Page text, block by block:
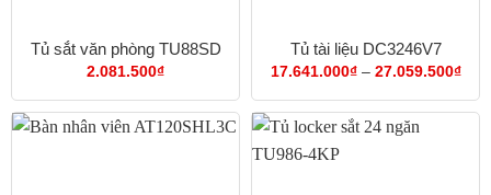
Tủ sắt văn phòng TU88SD
2.081.500₫
Tủ tài liệu DC3246V7
17.641.000₫ – 27.059.500₫
từ